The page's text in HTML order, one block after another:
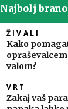
Najbolj brano
ŽIVALI
Kako
valom?
VRT
Zakaj vaš